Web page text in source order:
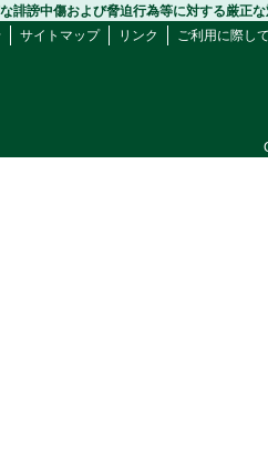
誹謗中傷および脅迫行為等に対する厳正
サイトマップ リンク ご利用に際し